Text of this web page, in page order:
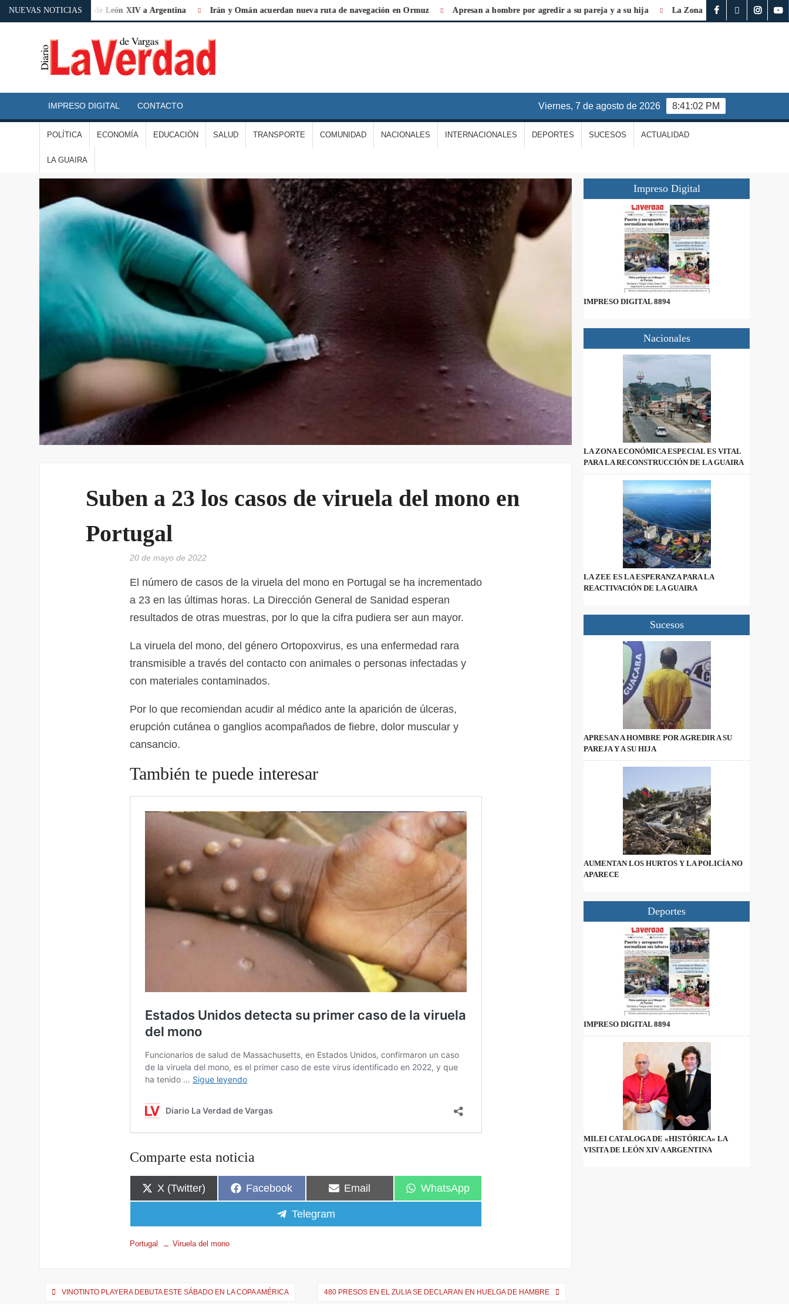
NUEVAS NOTICIAS
la visita de León XIV a Argentina Irán y Omán acuerdan nueva ruta de navegación en Ormuz Apresan a hombre por agredir a su pareja y a su hija La Zona Económica Especial es vital
LA
VERDAD
DE
VARGAS
IMPRESO DIGITAL CONTACTO 8:41:03 PM
viernes, 7 de agosto de 2026
POLÍTICA ECONOMÍA EDUCACIÓN SALUD TRANSPORTE COMUNIDAD NACIONALES INTERNACIONALES DEPORTES SUCESOS ACTUALIDAD
LA GUAIRA
Suben a 23 los casos de viruela del mono en
Portugal
20 de mayo de 2022
El número de casos de la viruela del mono en Portugal se ha incrementado
a 23 en las últimas horas. La Dirección General de Sanidad esperan
resultados de otras muestras, por lo que la cifra pudiera ser aun mayor.
La viruela del mono, del género Ortopoxvirus, es una enfermedad rara
transmisible a través del contacto con animales o personas infectadas y
con materiales contaminados.
Por lo que recomiendan acudir al médico ante la aparición de úlceras,
erupción cutánea o ganglios acompañados de fiebre, dolor muscular y
cansancio.
También te puede interesar
Comparte esta noticia
X (Twitter) Facebook Email WhatsApp
Telegram
Portugal Viruela del mono
VINOTINTO PLAYERA DEBUTA ESTE SÁBADO EN LA COPA AMÉRICA 480 PRESOS EN EL ZULIA SE DECLARAN EN HUELGA DE HAMBRE
Impreso Digital
IMPRESO DIGITAL 8894
Nacionales
LA ZONA ECONÓMICA ESPECIAL ES VITAL
PARA LA RECONSTRUCCIÓN DE LA GUAIRA
LA ZEE ES LA ESPERANZA PARA LA
REACTIVACIÓN DE LA GUAIRA
Sucesos
APRESAN A HOMBRE POR AGREDIR A SU
PAREJA Y A SU HIJA
AUMENTAN LOS HURTOS Y LA POLICÍA NO
APARECE
Deportes
IMPRESO DIGITAL 8894
MILEI CATALOGA DE «HISTÓRICA» LA
VISITA DE LEÓN XIV A ARGENTINA